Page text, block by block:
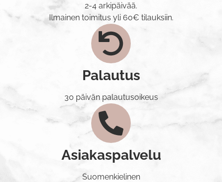
2-4 arkipäivää.
Ilmainen toimitus yli 60€ tilauksiin.
Palautus
30 päivän palautusoikeus
Asiakaspalvelu
Suomenkielinen